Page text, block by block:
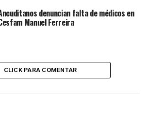
denuncian falta de médicos en
Manuel Ferreira
CLICK PARA COMENTAR